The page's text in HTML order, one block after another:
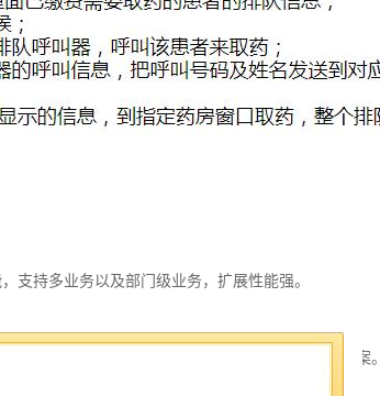
支持多业务以及部门级业务，扩展性能强。
普通话、英语等，可以根据使用环境选择不同的方案。